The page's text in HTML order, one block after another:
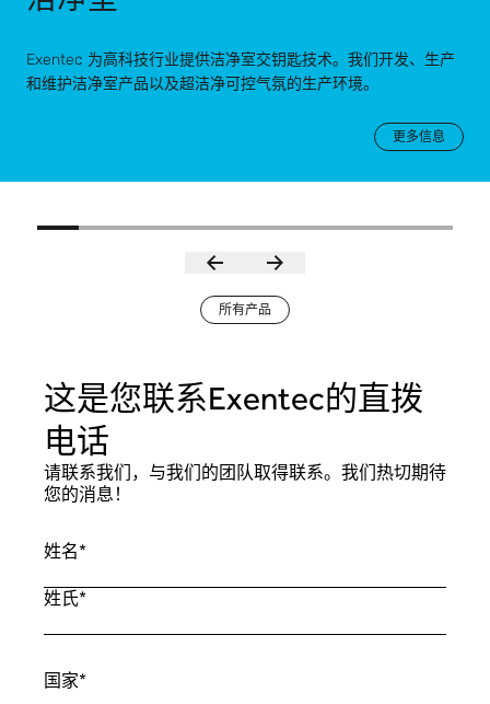
Exentec 为高科技行业提供洁净室交钥匙技术。我们开发、生产
和维护洁净室产品以及超洁净可控气氛的生产环境。
更多信息
所有产品
这是您联系Exentec的直拨
电话
请联系我们，与我们的团队取得联系。我们热切期待
您的消息！
姓名*
姓氏*
国家*